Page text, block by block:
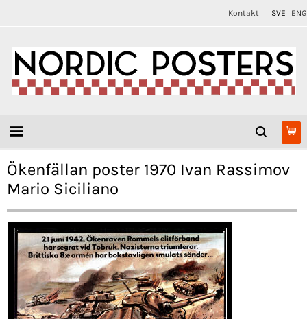
Kontakt SVE ENG
Ökenfällan poster 1970 Ivan Rassimov
Mario Siciliano